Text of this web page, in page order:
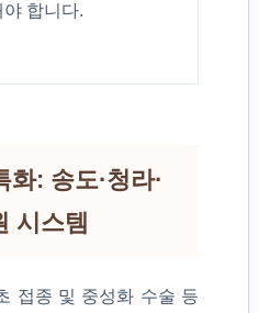
합니다.
: 송도·청라·
시스템
접종 및 중성화 수술 등